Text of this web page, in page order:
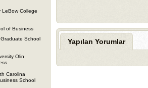
LeBow College
of Business
School
Olin
Carolina
School
Yapılan Yorumlar